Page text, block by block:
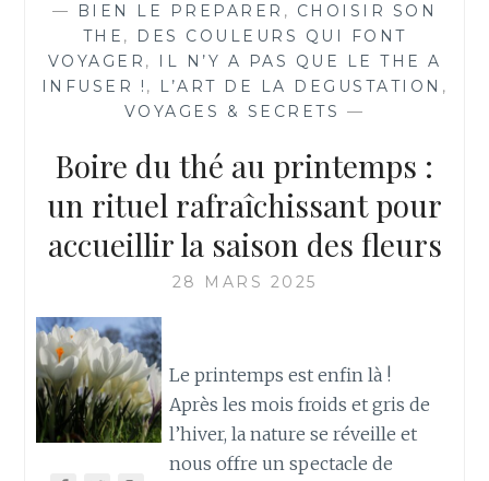
— BIEN LE PREPARER , CHOISIR SON
THE ,
DES COULEURS QUI FONT
VOYAGER ,
IL N’Y A PAS QUE LE THE A
INFUSER ! , L’ART DE LA DEGUSTATION ,
VOYAGES & SECRETS —
Boire du thé au printemps :
un rituel rafraîchissant pour
accueillir la saison des fleurs
28 MARS 2025
Le printemps est enfin là !
Après les mois froids et gris de
l’hiver, la nature se réveille et
nous offre un spectacle de